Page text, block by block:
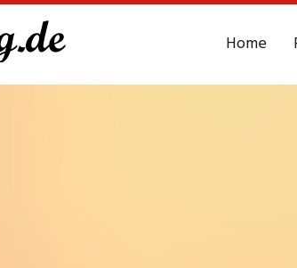
Home